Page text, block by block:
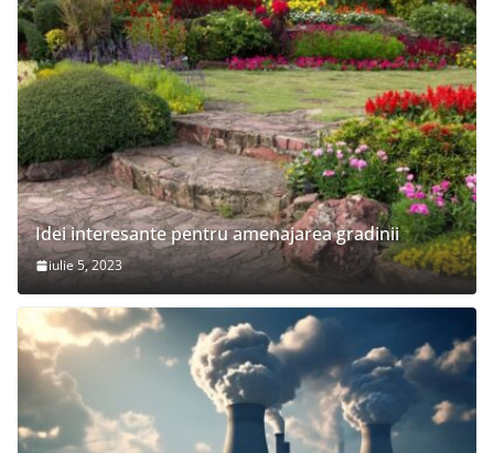
Idei interesante pentru amenajarea gradinii
iulie 5, 2023